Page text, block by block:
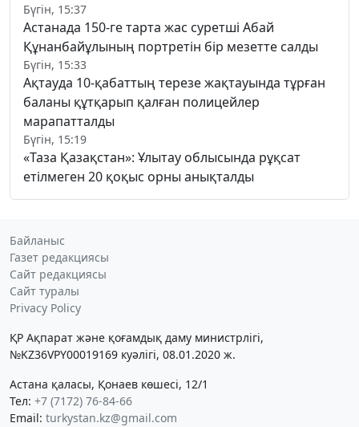
Бүгін, 15:37
Астанада 150-ге тарта жас суретші Абай
Құнанбайұлының портретін бір мезетте салды
Бүгін, 15:33
Ақтауда 10-қабаттың терезе жақтауында тұрған
баланы құтқарып қалған полицейлер
марапатталды
Бүгін, 15:19
«Таза Қазақстан»: Ұлытау облысында рұқсат
етілмеген 20 қоқыс орны анықталды
Байланыс
Газет редакциясы
Сайт редакциясы
Сайт туралы
Privacy Policy
ҚР Ақпарат және қоғамдық даму министрлігі,
№KZ36VPY00019169 куәлігі, 08.01.2020 ж.
Астана қаласы, Қонаев көшесі, 12/1
Тел: +7 (7172) 76-84-66
Email: turkystan.kz@gmail.com